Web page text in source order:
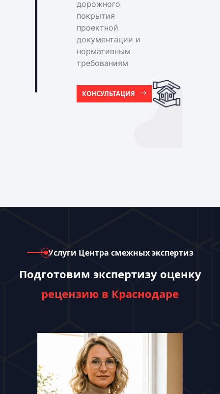
дорожного
покрытия
проектной
документации и
нормативным
требованиям
КОНСУЛЬТАЦИЯ
Услуги Центра смежных экспертиз
Подготовим экспертизу оценку
рецензию в Краснодаре